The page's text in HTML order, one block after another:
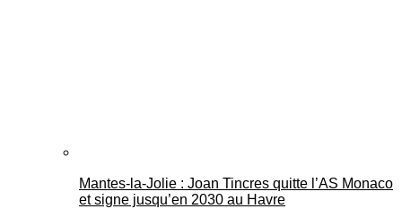
Mantes-la-Jolie : Joan Tincres quitte l’AS Monaco
et signe jusqu’en 2030 au Havre